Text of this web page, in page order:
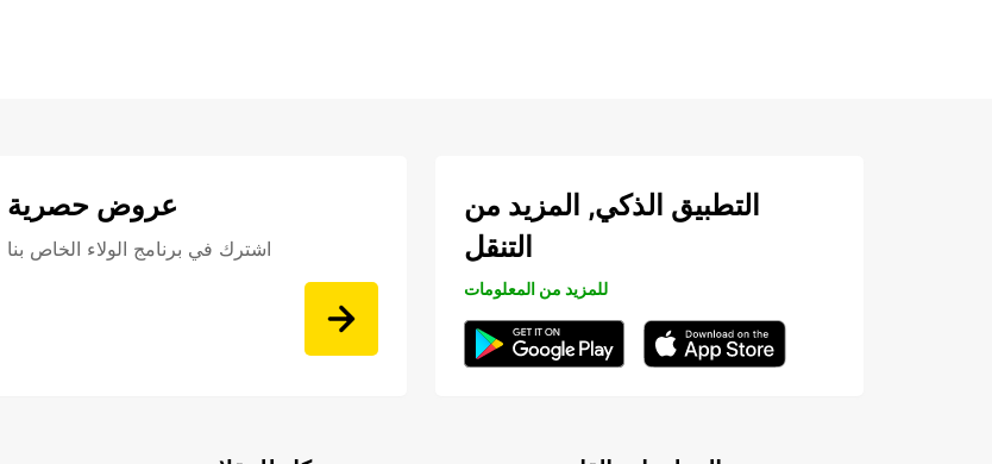
عروض حصرية
اشترك في برنامج الولاء الخاص بنا
التطبيق الذكي, المزيد من
التنقل
للمزيد من المعلومات